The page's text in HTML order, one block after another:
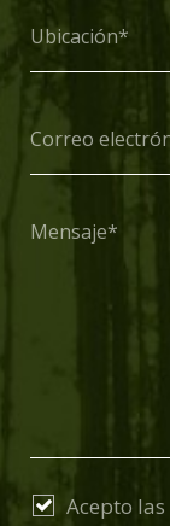
Acepto las